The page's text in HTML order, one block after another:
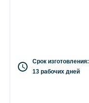
Срок изготовления:
13 рабочих дней